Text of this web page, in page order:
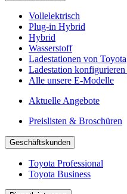
Vollelektrisch
Plug-in Hybrid
Hybrid
Wasserstoff
Ladestationen von Toyota
Ladestation konfigurieren
Alle unsere E-Modelle
Aktuelle Angebote
Preislisten & Broschüren
Geschäftskunden
Toyota Professional
Toyota Business